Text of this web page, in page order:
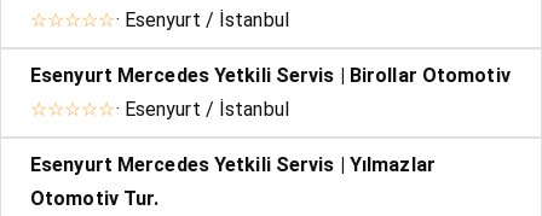
☆☆☆☆☆· Esenyurt / İstanbul
Esenyurt Mercedes Yetkili Servis | Birollar Otomotiv
☆☆☆☆☆· Esenyurt / İstanbul
Esenyurt Mercedes Yetkili Servis | Yılmazlar
Otomotiv Tur.